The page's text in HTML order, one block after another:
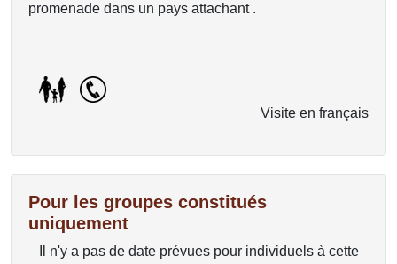
promenade dans un pays attachant .
Visite en français
Pour les groupes constitués
uniquement
Il n'y a pas de date prévues pour individuels à cette